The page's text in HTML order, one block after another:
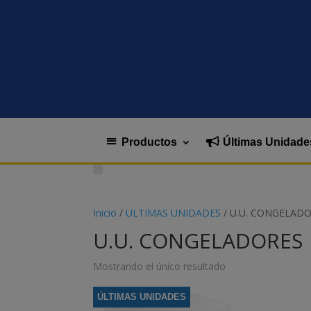
Productos Últimas
Inicio / ULTIMAS UNIDADES / U.U.
U.U. CONGELADORES
Mostrando el único resultado
ÚLTIMAS UNIDADES